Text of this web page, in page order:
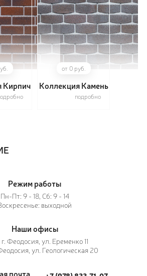
Кирпич
от 0 руб.
Коллекция Камень
подробно
Режим работы
Пн-Пт: 9 - 18, Сб: 9 - 14
выходной
Наши офисы
Феодосия, ул. Еременко 11
ул. Геологическая 20
почта